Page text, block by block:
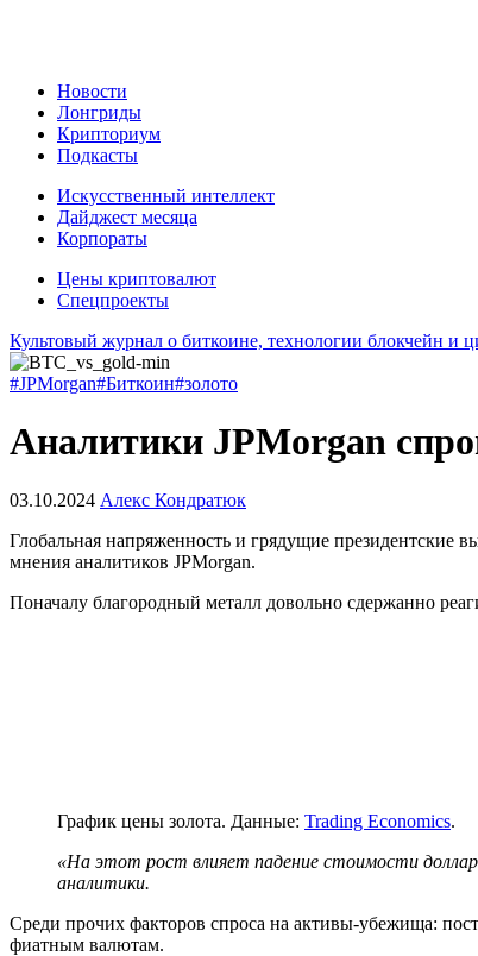
Новости
Лонгриды
Крипториум
Подкасты
Искусственный интеллект
Дайджест месяца
Корпораты
Цены криптовалют
Спецпроекты
Культовый журнал о биткоине, технологии блокчейн и
#JPMorgan#Биткоин#золото
Аналитики JPMorgan
03.10.2024 Алекс Кондратюк
Глобальная напряженность и грядущие
мнения аналитиков JPMorgan.
Поначалу благородный металл довольно сдержанно
График цены золота. Данные: Trading Economics.
«На этот рост влияет падение стоимости
аналитики.
Среди прочих факторов спроса на активы-убежища:
фиатным валютам.